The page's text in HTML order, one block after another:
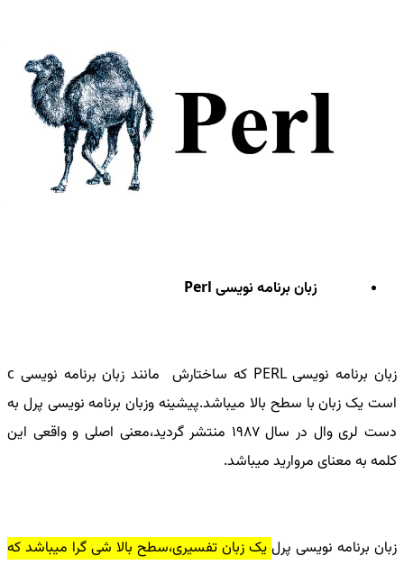
زبان برنامه نویسی Perl
زبان برنامه نویسیPERL که ساختارش مانند زبان برنامه نویسی c
است یک زبان با سطح بالا میباشد.پیشینه وزبان برنامه نویسی پرل به
دست لری وال در سال 1987 منتشر گردید،معنی اصلی و واقعی این
کلمه به معنای مروارید میباشد.
زبان برنامه نویسی پرل یک زبان تفسیری،سطح بالا شی گرا میباشد که